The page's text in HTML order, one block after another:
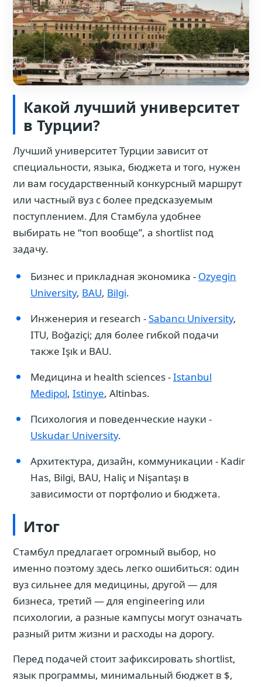
Какой лучший университет
в Турции?
Лучший университет Турции зависит от
специальности, языка, бюджета и того, нужен
ли вам государственный конкурсный маршрут
или частный вуз с более предсказуемым
поступлением. Для Стамбула удобнее
выбирать не “топ вообще”, а shortlist под
задачу.
Бизнес и прикладная экономика - Ozyegin
University, BAU, Bilgi.
Инженерия и research -Sabancı University,
ITU, Boğaziçi; для более гибкой подачи
также Işık и BAU.
Медицина и health sciences -Istanbul
Medipol, Istinye, Altinbas.
Психология и поведенческие науки -
Uskudar University.
Архитектура, дизайн, коммуникации - Kadir
Has, Bilgi, BAU, Haliç и Nişantaşı в
зависимости от портфолио и бюджета.
Итог
Стамбул предлагает огромный выбор, но
именно поэтому здесь легко ошибиться: один
вуз сильнее для медицины, другой — для
бизнеса, третий — для engineering или
психологии, а разные кампусы могут означать
разный ритм жизни и расходы на дорогу.
Перед подачей стоит зафиксировать shortlist,
язык программы, минимальный бюджет в $,